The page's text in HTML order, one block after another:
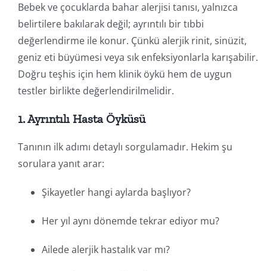
Bebek ve çocuklarda bahar alerjisi tanısı, yalnızca
belirtilere bakılarak değil; ayrıntılı bir tıbbi
değerlendirme ile konur. Çünkü alerjik rinit, sinüzit,
geniz eti büyümesi veya sık enfeksiyonlarla karışabilir.
Doğru teşhis için hem klinik öykü hem de uygun
testler birlikte değerlendirilmelidir.
1. Ayrıntılı Hasta Öyküsü
Tanının ilk adımı detaylı sorgulamadır. Hekim şu
sorulara yanıt arar:
Şikayetler hangi aylarda başlıyor?
Her yıl aynı dönemde tekrar ediyor mu?
Ailede alerjik hastalık var mı?